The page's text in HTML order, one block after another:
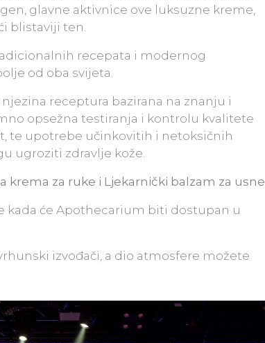
glavne aktivnice ove luksuzne kreme,
blistaviji ten.
recepata i modernog
od oba svijeta.
njezina receptura bazirana na znanju i
opsežna testiranja i kontrolu kvalitete
te upotrebe učinkovitih i netoksičnih
ugroziti zdravlje kože.
krema za ruke i Ljekarnički balzam za usne
kada će Apothecarium biti dostupan u
izvođači, a dio atmosfere možete